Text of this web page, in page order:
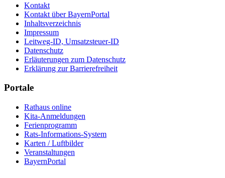
Kontakt
Kontakt über BayernPortal
Inhaltsverzeichnis
Impressum
Leitweg-ID, Umsatzsteuer-ID
Datenschutz
Erläuterungen zum Datenschutz
Erklärung zur Barrierefreiheit
Portale
Rathaus online
Kita-Anmeldungen
Ferienprogramm
Rats-Informations-System
Karten / Luftbilder
Veranstaltungen
BayernPortal